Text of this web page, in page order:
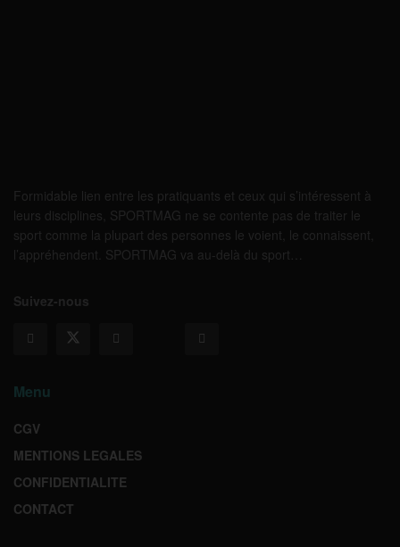
Formidable lien entre les pratiquants et ceux qui s’intéressent à
leurs disciplines, SPORTMAG ne se contente pas de traiter le
sport comme la plupart des personnes le voient, le connaissent,
l’appréhendent. SPORTMAG va au-delà du sport…
Suivez-nous
Menu
CGV
MENTIONS LEGALES
CONFIDENTIALITE
CONTACT